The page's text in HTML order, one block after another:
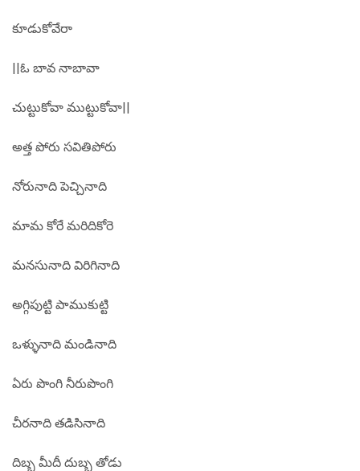
కూడుకోవేరా
||ఓ బావ నాబావా
చుట్టుకోవా ముట్టుకోవా||
అత్త పోరు సవితిపోరు
నోరునాది పెచ్చినాది
మామ కోరే మరిదికోరె
మనసునాది విరిగినాది
అగ్గిపుట్టి పాముకుట్టి
ఒళ్ళునాది మండినాది
ఏరు పొంగి నీరుపొంగి
చీరనాది తడిసినాది
దిబ్బ మీదీ దుబ్బ తోడు